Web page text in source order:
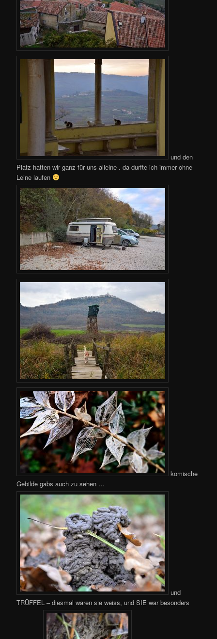
und den
Platz hatten wir ganz für uns alleine . da durfte ich immer ohne
Leine laufen
komische
Gebilde gabs auch zu sehen …
und
TRÜFFEL – diesmal waren sie weiss, und SIE war besonders